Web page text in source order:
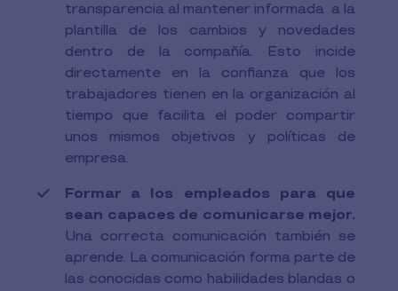
transparencia al mantener informada a la
plantilla de los cambios y novedades
dentro de la compañía. Esto incide
directamente en la confianza que los
trabajadores tienen en la organización al
tiempo que facilita el poder compartir
unos mismos objetivos y políticas de
empresa.
Formar a los empleados para que
sean capaces de comunicarse mejor.
Una correcta comunicación también se
aprende. La comunicación forma parte de
las conocidas como habilidades blandas o